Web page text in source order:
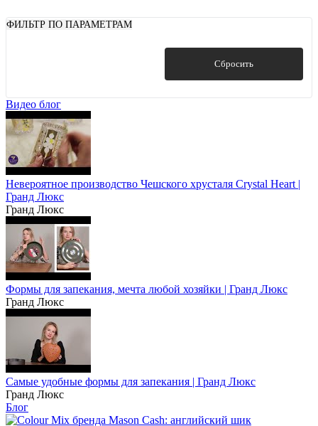
ФИЛЬТР ПО ПАРАМЕТРАМ
Сбросить
Видео блог
Невероятное производство Чешского хрусталя Crystal Heart |
Гранд Люкс
Гранд Люкс
Формы для запекания, мечта любой хозяйки | Гранд Люкс
Гранд Люкс
Самые удобные формы для запекания | Гранд Люкс
Гранд Люкс
Блог